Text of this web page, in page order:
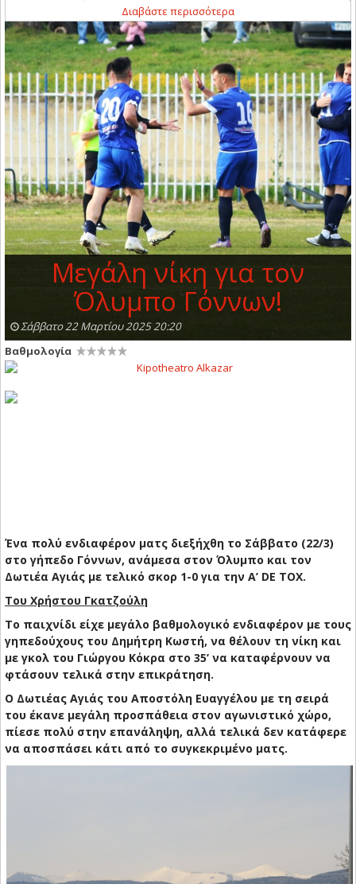
Διαβάστε περισσότερα
Μεγάλη νίκη για τον
Όλυμπο Γόννων!
Σάββατο 22 Μαρτίου 2025 20:20
Βαθμολογία
Ένα πολύ ενδιαφέρον ματς διεξήχθη το Σάββατο (22/3)
στο γήπεδο Γόννων, ανάμεσα στον Όλυμπο και τον
Δωτιέα Αγιάς με τελικό σκορ 1-0 για την Α’ DE TOX.
Του Χρήστου Γκατζούλη
Το παιχνίδι είχε μεγάλο βαθμολογικό ενδιαφέρον με τους
γηπεδούχους του Δημήτρη Κωστή, να θέλουν τη νίκη και
με γκολ του Γιώργου Κόκρα στο 35’ να καταφέρνουν να
φτάσουν τελικά στην επικράτηση.
Ο Δωτιέας Αγιάς του Αποστόλη Ευαγγέλου με τη σειρά
του έκανε μεγάλη προσπάθεια στον αγωνιστικό χώρο,
πίεσε πολύ στην επανάληψη, αλλά τελικά δεν κατάφερε
να αποσπάσει κάτι από το συγκεκριμένο ματς.